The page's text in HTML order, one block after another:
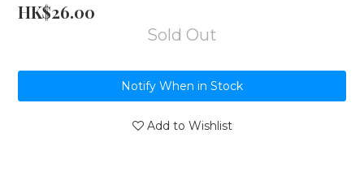
HK$26.00
Sold Out
Notify When in Stock
Add to Wishlist